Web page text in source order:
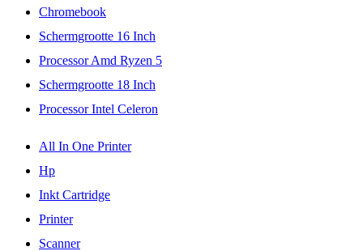
Chromebook
Schermgrootte 16 Inch
Processor Amd Ryzen 5
Schermgrootte 18 Inch
Processor Intel Celeron
All In One Printer
Hp
Inkt Cartridge
Printer
Scanner